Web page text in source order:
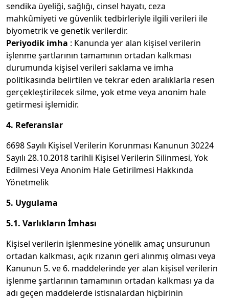
sendika üyeliği, sağlığı, cinsel hayatı, ceza
mahkûmiyeti ve güvenlik tedbirleriyle ilgili verileri ile
biyometrik ve genetik verilerdir.
Periyodik imha : Kanunda yer alan kişisel verilerin
işlenme şartlarının tamamının ortadan kalkması
durumunda kişisel verileri saklama ve imha
politikasında belirtilen ve tekrar eden aralıklarla resen
gerçekleştirilecek silme, yok etme veya anonim hale
getirmesi işlemidir.
4. Referanslar
6698 Sayılı Kişisel Verilerin Korunması Kanunun 30224
Sayılı 28.10.2018 tarihli Kişisel Verilerin Silinmesi, Yok
Edilmesi Veya Anonim Hale Getirilmesi Hakkında
Yönetmelik
5. Uygulama
5.1. Varlıkların İmhası
Kişisel verilerin işlenmesine yönelik amaç unsurunun
ortadan kalkması, açık rızanın geri alınmış olması veya
Kanunun 5. ve 6. maddelerinde yer alan kişisel verilerin
işlenme şartlarının tamamının ortadan kalkması ya da
adı geçen maddelerde istisnalardan hiçbirinin